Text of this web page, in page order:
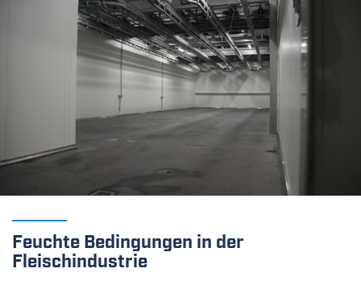
Feuchte Bedingungen in der
Fleischindustrie